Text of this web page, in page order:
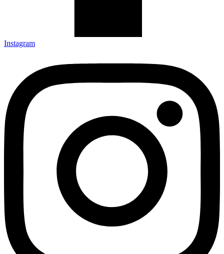
Instagram